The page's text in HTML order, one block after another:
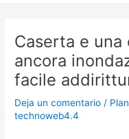
Caserta e
ancora
facile
Deja un comentario /
technoweb4.4